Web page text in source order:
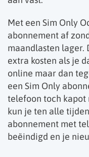
Met een Sim Only
abonnement af
maandlasten lager.
extra kosten als je
online maar dan
een Sim Only
telefoon toch kapot
kun je ten alle
abonnement met
beëindigd en je